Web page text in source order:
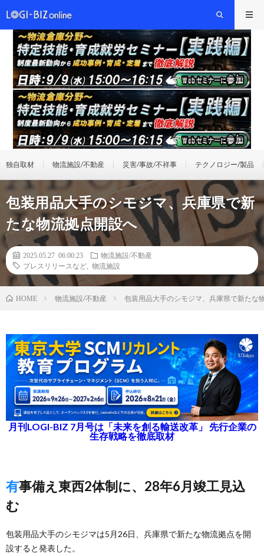
独自取材 物流施設/不動産 災害/事故/不祥事 テクノロジー/製品
包装用品大手のシモジマ、兵庫県で新
たな物流拠点開設へ
2025.05.27 06:00:23
物流施設/不動産
プレスリリースなど
物流施設
HOME 物流施設/不動産 包装用品大手のシモジマ、兵庫県で新たな
月刊LOGI-BIZ 7月号は「未来を創る輸送改革」 先行企業の
生存戦略を徹底取材
有事備え東西2体制に、28年6月竣工見込
む
包装用品大手のシモジマは5月26日、兵庫県で新たな物流拠点を開
設すると発表した。